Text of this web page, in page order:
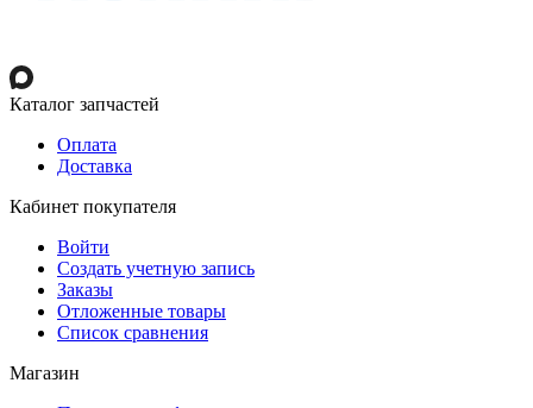
Каталог запчастей
Оплата
Доставка
Кабинет покупателя
Войти
Создать учетную запись
Заказы
Отложенные товары
Список сравнения
Магазин